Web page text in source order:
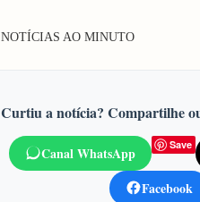
OTÍCIAS AO MINUTO
a notícia? Compartilhe
Canal WhatsApp Save
Facebook